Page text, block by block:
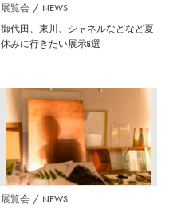
展覧会 NEWS
御代田、東川、シャネルなどなど夏
休みに行きたい展示6選
展覧会 NEWS